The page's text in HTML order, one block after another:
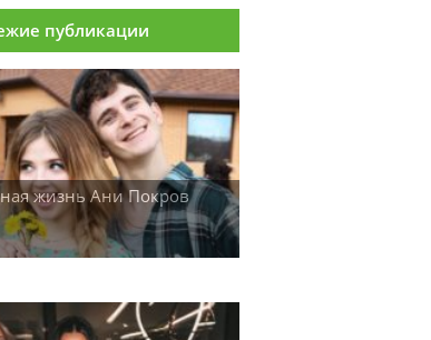
публикации
жизнь Ани Покров